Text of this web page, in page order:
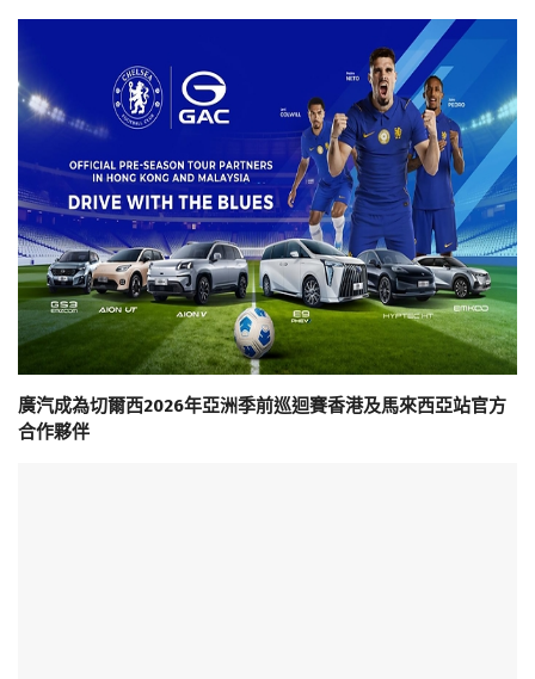
廣汽成為切爾西2026年亞洲季前巡迴賽香港及馬來西亞站官方
合作夥伴